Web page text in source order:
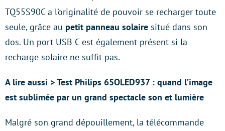
TQ55S90C a l’originalité de pouvoir se recharger toute
seule, grâce au petit panneau solaire situé dans son
dos. Un port USB C est également présent si la
recharge solaire ne suffit pas.
A lire aussi > Test Philips 65OLED937 : quand l’image
est sublimée par un grand spectacle son et lumière
Malgré son grand dépouillement, la télécommande